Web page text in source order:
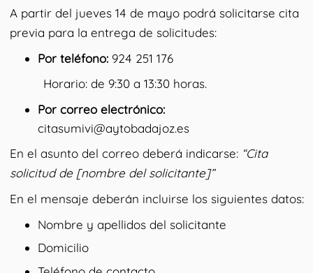
A partir del jueves 14 de mayo podrá solicitarse cita
previa para la entrega de solicitudes:
Por teléfono:924 251 176
Horario: de 9:30 a 13:30 horas.
Por correo electrónico:
citasumivi@aytobadajoz.es
En el asunto del correo deberá indicarse: “Cita
solicitud de [nombre del solicitante]”
En el mensaje deberán incluirse los siguientes datos:
Nombre y apellidos del solicitante
Domicilio